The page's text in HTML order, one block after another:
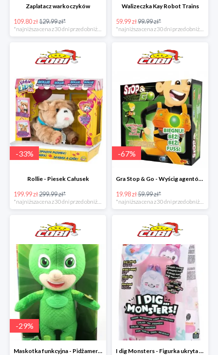
Zaplatacz warkoczyków
109.80 zł129.99 zł*
*najniższa cena z 30 dni przed obniżką
Walizeczka Kay Robot Trains
59.99 zł99.99 zł*
*najniższa cena z 30 dni przed obniżką
-33%
Rollie - Piesek Całusek
199.99 zł299.99 zł*
-67%
Gra Stop & Go - Wyścig agentów w super cenie
19.98 zł59.99 zł*
-29%
Maskotka funkcyjna - Pidżamersi w super cenie I dig Monsters - Figurka ukryta w lodach w super cenie